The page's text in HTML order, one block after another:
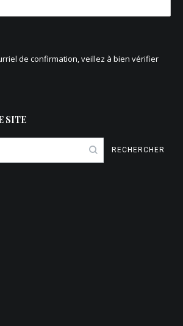
de confirmation, veillez à bien vérifier
SITE